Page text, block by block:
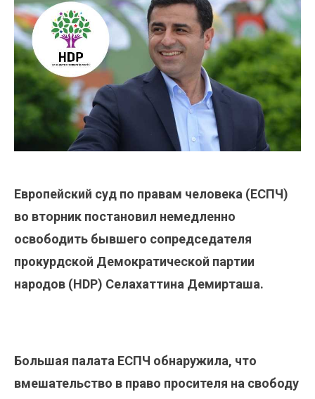
Европейский суд по правам человека (ЕСПЧ)
во вторник постановил немедленно
освободить бывшего сопредседателя
прокурдской Демократической партии
народов (HDP) Селахаттина Демирташа.
Большая палата ЕСПЧ обнаружила, что
вмешательство в право просителя на свободу